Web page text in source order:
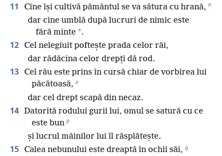
11 Cine își cultivă pământul se va sătura cu hrană, n
dar cine umblă după lucruri de nimic este
fără minte *.
12 Cel nelegiuit poftește prada celor răi,
dar rădăcina celor drepți dă rod.
13 Cel rău este prins în cursă chiar de vorbirea lui
păcătoasă, o
dar cel drept scapă din necaz.
14 Datorită rodului gurii lui, omul se satură cu ce
este bun p
și lucrul mâinilor lui îl răsplătește.
15 Calea nebunului este dreaptă în ochii săi, q